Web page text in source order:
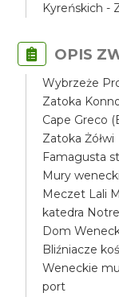
Kyreńskich -
OPIS
Wybrzeże
Zatoka
Cape Greco
Zatoka Żółwi
Famagusta
Mury
Meczet Lali
katedra
Dom
Bliźniacze
Weneckie
port